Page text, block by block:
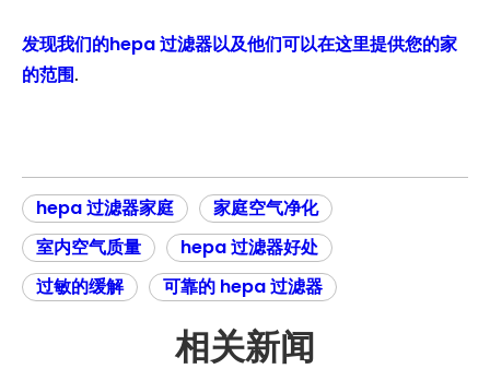
发现我们的hepa 过滤器以及他们可以在这里提供您的家
的范围.
hepa 过滤器家庭
家庭空气净化
室内空气质量
hepa 过滤器好处
过敏的缓解
可靠的 hepa 过滤器
相关新闻